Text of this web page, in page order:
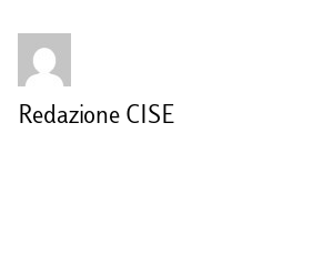
Redazione CISE